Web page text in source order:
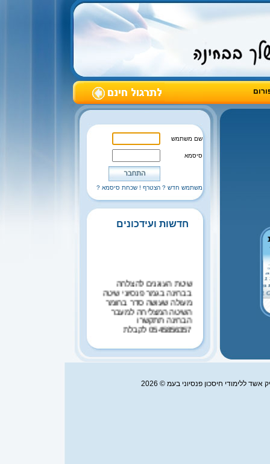
שם משתמש
סיסמא
משתמש חדש ? הצטרף ! שכחת סיסמא ?
חדשות ועידכונים
שיטת העוגנים להצלחה
בבחינה בגמר פנסיוני שיטה
מעולה שעושה סדר בחומר
השיטה המצליחה למעבר
הבחינה תתקשרו
0545856357 לקבלת
פרטים
שיטת העוגנים להצלחה
בבחינה במקצועית א ,הסוף
שימו לב פורסמו מועדיללימודי חיסכון פנסיוני בעמ © 2026